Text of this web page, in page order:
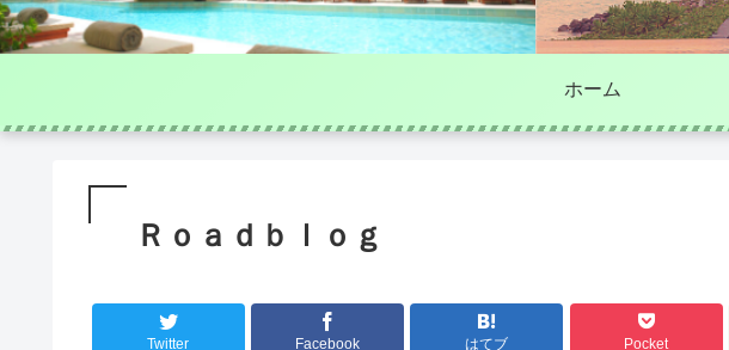
ホーム
Ｒｏａｄｂｌｏｇ
Twitter Facebook はてブ Pocket